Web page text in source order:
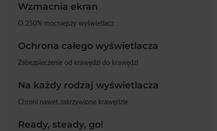
Wzmacnia ekran
O 250% mocniejszy wyświetlacz
Ochrona całego wyświetlacza
Zabezpieczenie od krawędzi do krawędzi
Na każdy rodzaj wyświetlacza
Chroni nawet zakrzywione krawędzie
Ready, steady, go!